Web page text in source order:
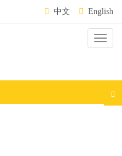
中文 English